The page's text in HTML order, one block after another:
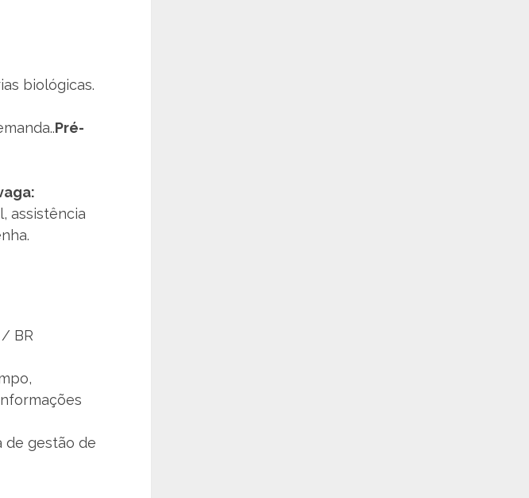
biológicas.
Pré-
assistência
BR
de gestão de